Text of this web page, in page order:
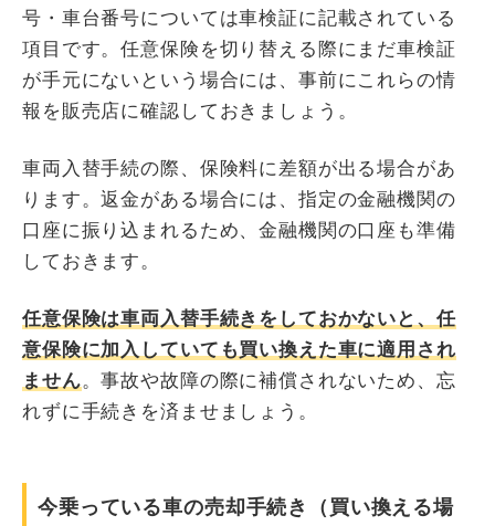
号・車台番号については車検証に記載されている
項目です。任意保険を切り替える際にまだ車検証
が手元にないという場合には、事前にこれらの情
報を販売店に確認しておきましょう。
車両入替手続の際、保険料に差額が出る場合があ
ります。返金がある場合には、指定の金融機関の
口座に振り込まれるため、金融機関の口座も準備
しておきます。
任意保険は車両入替手続きをしておかないと、任
意保険に加入していても買い換えた車に適用され
ません。事故や故障の際に補償されないため、忘
れずに手続きを済ませましょう。
今乗っている車の売却手続き（買い換える場